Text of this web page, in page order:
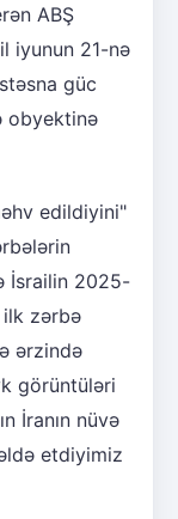
ABŞ
iyunun 21-nə
güc
obyektinə
edildiyini"
İsrailin 2025-
zərbə
ərzində
görüntüləri
İranın nüvə
etdiyimiz